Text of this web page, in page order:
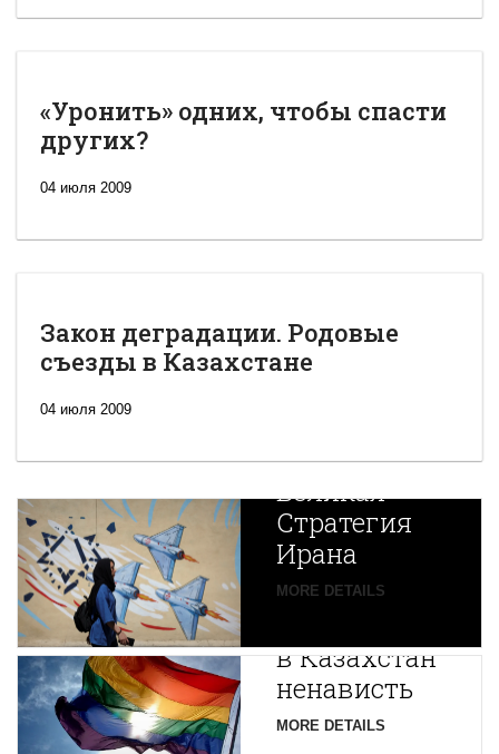
«Уронить» одних, чтобы спасти
других?
04 июля 2009
Закон деградации. Родовые
съезды в Казахстане
04 июля 2009
Новая
Великая
Стратегия
Ирана
MORE DETAILS
Путин
в Казахстан
ненависть
MORE DETAILS
Центральной
Азии
зарождается